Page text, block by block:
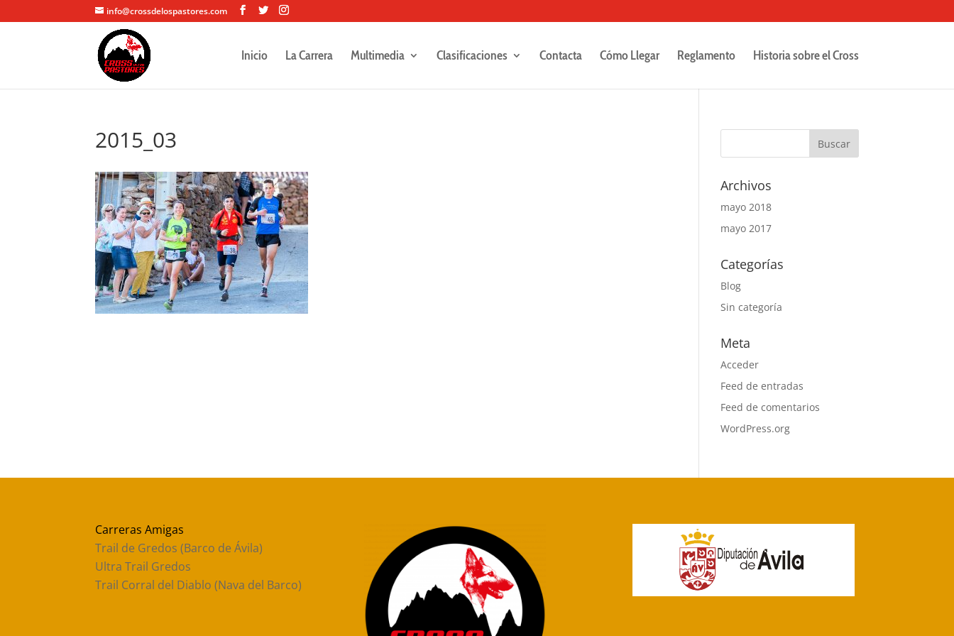
info@crossdelospastores.com
Inicio La Carrera Multimedia Clasificaciones Contacta Cómo Llegar Reglamento Historia sobre el Cross
2015_03
Archivos
mayo 2018
mayo 2017
Categorías
Blog
Sin categoría
Meta
Acceder
Feed de entradas
Feed de comentarios
WordPress.org
Carreras Amigas
Trail de Gredos (Barco de Ávila)
Ultra Trail Gredos
Trail Corral del Diablo (Nava del Barco)